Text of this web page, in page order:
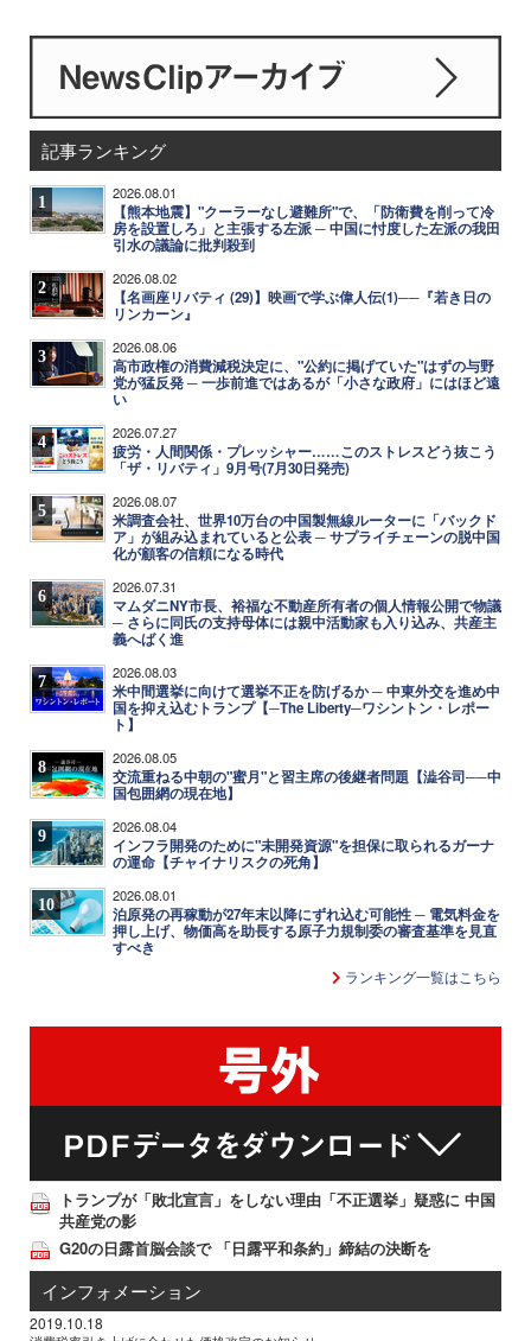
記事ランキング
1 2026.08.01
【熊本地震】"クーラーなし避難所"で、「防衛費を削って冷
房を設置しろ」と主張する左派 ─ 中国に忖度した左派の我田
引水の議論に批判殺到
2 2026.08.02
【名画座リバティ (29)】映画で学ぶ偉人伝(1)──『若き日の
リンカーン』
3 2026.08.06
高市政権の消費減税決定に、"公約に掲げていた"はずの与野
党が猛反発 ─ 一歩前進ではあるが「小さな政府」にはほど遠
い
4 2026.07.27
疲労・人間関係・プレッシャー……このストレスどう抜こう
「ザ・リバティ」9月号(7月30日発売)
5 2026.08.07
米調査会社、世界10万台の中国製無線ルーターに「バックド
ア」が組み込まれていると公表 ─ サプライチェーンの脱中国
化が顧客の信頼になる時代
6 2026.07.31
マムダニNY市長、裕福な不動産所有者の個人情報公開で物議
─ さらに同氏の支持母体には親中活動家も入り込み、共産主
義へばく進
7 2026.08.03
米中間選挙に向けて選挙不正を防げるか ─ 中東外交を進め中
国を抑え込むトランプ【─The Liberty─ワシントン・レポー
ト】
8 2026.08.05
交流重ねる中朝の"蜜月"と習主席の後継者問題【澁谷司──中
国包囲網の現在地】
9 2026.08.04
インフラ開発のために"未開発資源"を担保に取られるガーナ
の運命【チャイナリスクの死角】
10 2026.08.01
泊原発の再稼動が27年末以降にずれ込む可能性 ─ 電気料金を
押し上げ、物価高を助長する原子力規制委の審査基準を見直
すべき
ランキング一覧はこちら
トランプが「敗北宣言」をしない理由「不正選挙」疑惑に 中国
共産党の影
G20の日露首脳会談で 「日露平和条約」締結の決断を
インフォメーション
2019.10.18